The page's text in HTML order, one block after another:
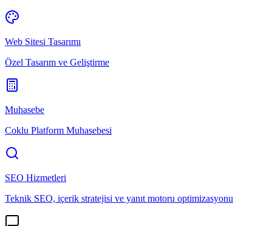
Web Sitesi Tasarımı
Özel Tasarım ve Geliştirme
Muhasebe
Coklu Platform Muhasebesi
SEO Hizmetleri
Teknik SEO, içerik stratejisi ve yanıt motoru optimizasyonu